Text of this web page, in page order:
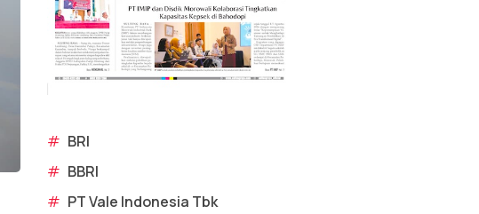
# BRI
# BBRI
# PT Vale Indonesia Tbk